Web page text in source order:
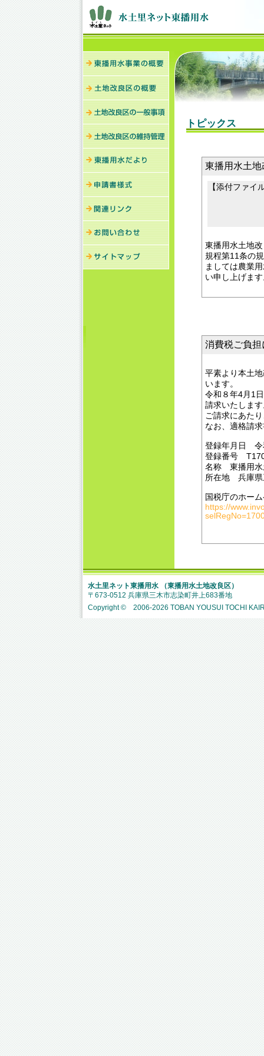
トピックス
東播用水土
【添付ファイ
東播用水土地
規程第11条の
ましては農業
い申し上げま
消費税ご負
平素より本土
います。
令和８年4月1
請求いたします
ご請求にあた
なお、適格請
登録年月日 令
登録番号
名称 東播用水
所在地 兵庫県
国税庁のホー
https://
水土里ネット東播用水 （東播用水土地改良区）
〒673-0512 兵庫県三木市志染町井上683番地
Copyright © 2006-2026 TOBAN YOUSUI TOCHI